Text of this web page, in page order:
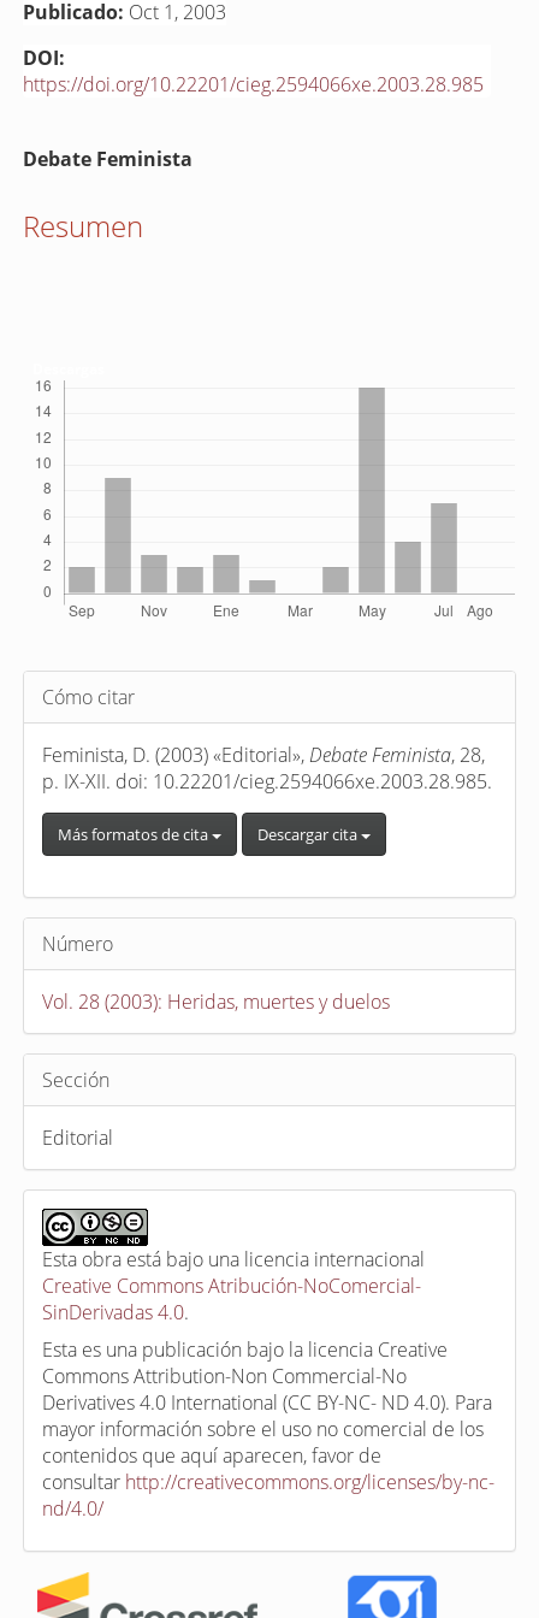
Publicado: Oct 1, 2003
DOI:
https://doi.org/10.22201/cieg.2594066xe.2003.28.985
Contenido
del
Debate Feminista
Resumen
Detalles
del
artículo
Cómo citar
Feminista, D. (2003) «Editorial», Debate Feminista, 28,
p. IX-XII. doi: 10.22201/cieg.2594066xe.2003.28.985.
Más formatos de cita Descargar cita
Número
Vol. 28 (2003): Heridas, muertes y duelos
Sección
Editorial
Esta obra está bajo una licencia internacional
Creative Commons Atribución-NoComercial-
SinDerivadas 4.0.
Esta es una publicación bajo la licencia Creative
Commons Attribution-Non Commercial-No
Derivatives 4.0 International (CC BY-NC- ND 4.0). Para
mayor información sobre el uso no comercial de los
contenidos que aquí aparecen, favor de
consultar http://creativecommons.org/licenses/by-nc-
nd/4.0/